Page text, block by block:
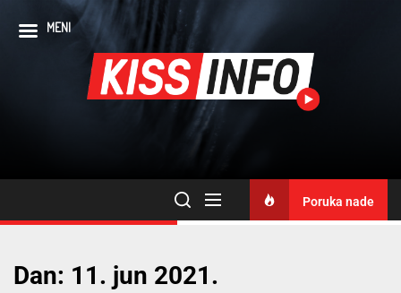
Poruka nade
Dan: 11. jun 2021.
MENI